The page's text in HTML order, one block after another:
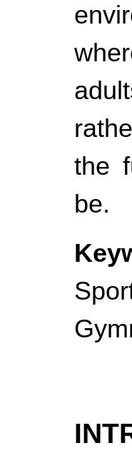
the
be.